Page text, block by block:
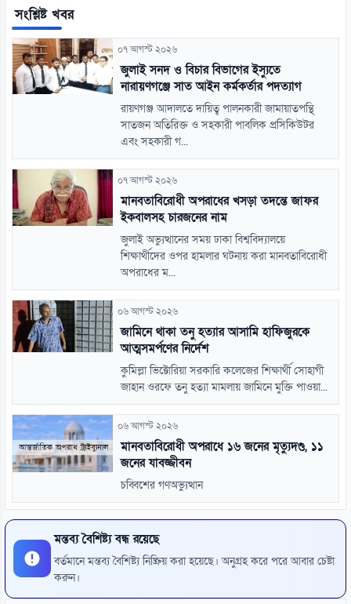
সংশ্লিষ্ট খবর
০৭ আগস্ট ২০২৬
জুলাই সনদ ও বিচার বিভাগের ইস্যুতে
নারায়ণগঞ্জে সাত আইন কর্মকর্তার পদত্যাগ
রায়ণগঞ্জ আদালতে দায়িত্ব পালনকারী জামায়াতপন্থি
সাতজন অতিরিক্ত ও সহকারী পাবলিক প্রসিকিউটর
এবং সহকারী গ...
০৭ আগস্ট ২০২৬
মানবতাবিরোধী অপরাধের খসড়া তদন্তে জাফর
ইকবালসহ চারজনের নাম
জুলাই অভ্যুত্থানের সময় ঢাকা বিশ্ববিদ্যালয়ে
শিক্ষার্থীদের ওপর হামলার ঘটনায় করা মানবতাবিরোধী
অপরাধের ম...
০৬ আগস্ট ২০২৬
জামিনে থাকা তনু হত্যার আসামি হাফিজুরকে
আত্মসমর্পণের নির্দেশ
কুমিল্লা ভিক্টোরিয়া সরকারি কলেজের শিক্ষার্থী সোহাগী
জাহান ওরফে তনু হত্যা মামলায় জামিনে মুক্তি পাওয়া...
০৬ আগস্ট ২০২৬
মানবতাবিরোধী অপরাধে ১৬ জনের মৃত্যুদণ্ড, ১১
জনের যাবজ্জীবন
চব্বিশের গণঅভ্যুত্থান
মন্তব্য বৈশিষ্ট্য বন্ধ রয়েছে
বর্তমানে মন্তব্য বৈশিষ্ট্য নিষ্ক্রিয় করা হয়েছে। অনুগ্রহ করে পরে আবার চেষ্টা
করুন।